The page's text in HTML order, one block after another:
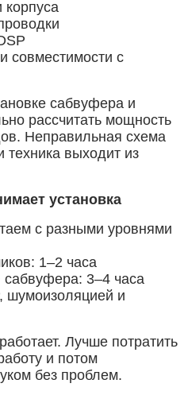
совместимости с
сабвуфера и
рассчитать мощность
Неправильная схема
техника выходит из
установка
с разными уровнями
1–2 часа
сабвуфера: 3–4 часа
шумоизоляцией и
Лучше потратить
и потом
без проблем.